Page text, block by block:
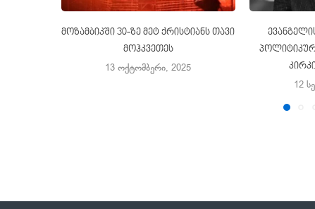
მოზამბიკში 30-ზე მეტ ქრისტიანს თავი
მოჰკვეთეს
13 ოქტომბერი, 2025
12